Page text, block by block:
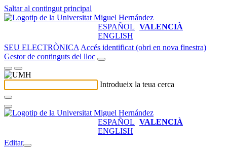
Saltar al contingut principal
ESPAÑOL VALENCIÀ
ENGLISH
SEU ELECTRÒNICA Accés identificat (obri en nova finestra)
Gestor de continguts del lloc
Introdueix la teua cerca
ESPAÑOL VALENCIÀ
ENGLISH
Editar